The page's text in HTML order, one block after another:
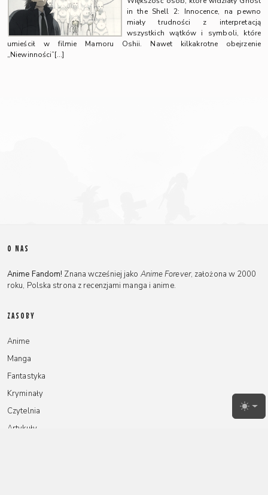
in the Shell 2: Innocence, na pewno
miały trudności z interpretacją
wszystkich wątków i symboli, które
umieścił w filmie Mamoru Oshii. Nawet kilkakrotne obejrzenie
„Niewinności”[…]
O NAS
Anime Fandom! Znana wcześniej jako Anime Forever, założona w 2000
roku, Polska strona z recenzjami manga i anime.
ZASOBY
Anime
Manga
Fantastyka
Kryminały
Czytelnia
Artykuły